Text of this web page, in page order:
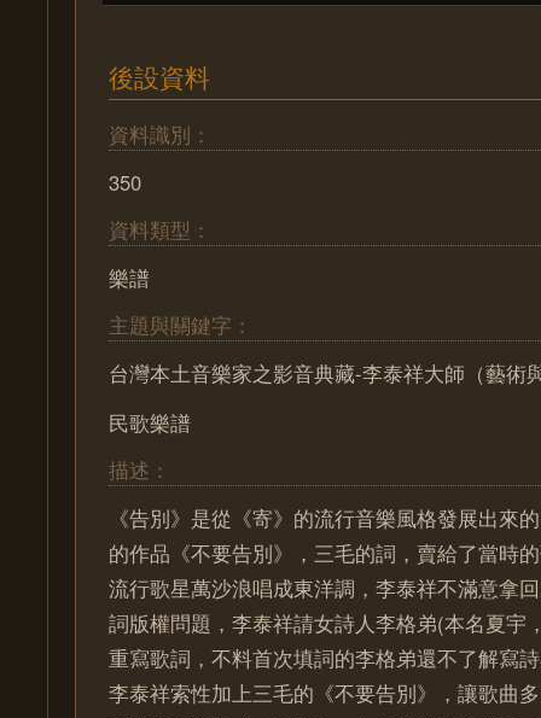
後設資料
資料識別：
350
資料類型：
樂譜
主題與關鍵字：
台灣本土音樂家之影音典藏-李泰祥大師（藝術
民歌樂譜
描述：
《告別》是從《寄》的流行音樂風格發展出來
的作品《不要告別》，三毛的詞，賣給了當時
流行歌星萬沙浪唱成東洋調，李泰祥不滿意拿
詞版權問題，李泰祥請女詩人李格弟(本名夏宇
重寫歌詞，不料首次填詞的李格弟還不了解寫
李泰祥索性加上三毛的《不要告別》，讓歌曲